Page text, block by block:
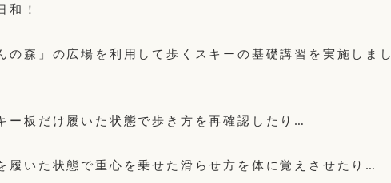
和！
の森」の広場を利用して歩くスキーの基礎講習を実施しまし
ー板だけ履いた状態で歩き方を再確認したり…
履いた状態で重心を乗せた滑らせ方を体に覚えさせたり…